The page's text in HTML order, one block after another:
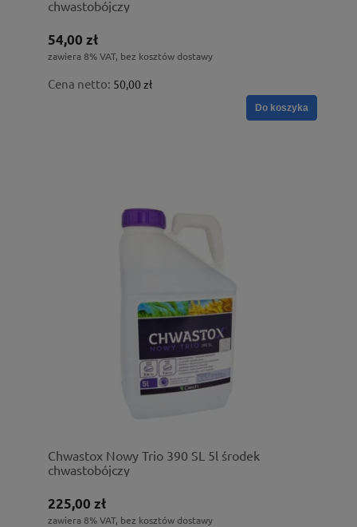
chwastobójczy
54,00 zł
zawiera 8% VAT, bez kosztów dostawy
Cena netto: 50,00 zł
Do koszyka
Chwastox Nowy Trio 390 SL 5l środek
chwastobójczy
225,00 zł
zawiera 8% VAT, bez kosztów dostawy